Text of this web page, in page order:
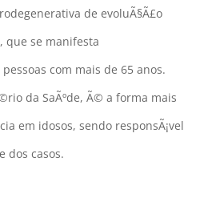
de evoluÃ§Ã£o
que se manifesta
com mais de 65 anos.
da SaÃºde, Ã© a forma mais
em idosos, sendo responsÃ¡vel
dos casos.